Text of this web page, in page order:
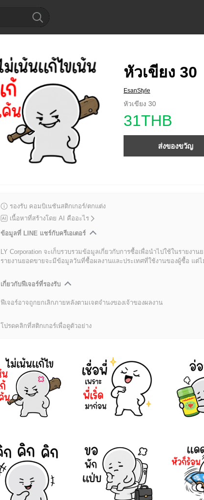
หัวเขียง 30
EsanStyle
หัวเขียง 30
31THB
ส่งของขวัญ
รองรับ คอมบิเนชันสติกเกอร์/ตกแต่ง
เนื้อหาที่สร้างโดย AI คืออะไร
ข้อมูลที่ LINE แชร์กับครีเอเตอร์
LY Corporation จะเก็บรวบรวมข้อมูลเกี่ยวกับการซื้อเพื่อนำไปใช้ในรายงา
รายงานยอดขายจะมีข้อมูลวันที่ซื้อผลงานและประเทศที่ใช้งานของผู้ซื้อ แ
เกี่ยวกับฟีเจอร์ที่รองรับ
ฟีเจอร์อาจถูกยกเลิกภายหลังตามเจตจำนงของเจ้าของผลงาน
โปรดคลิกที่สติกเกอร์เพื่อดูตัวอย่าง